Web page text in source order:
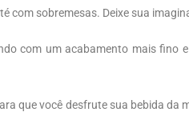
com sobremesas. Deixe sua
com um acabamento mais fino
que você desfrute sua bebida da